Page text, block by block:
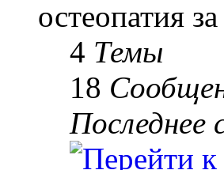
остеопатия
4 Темы
18
Последнее